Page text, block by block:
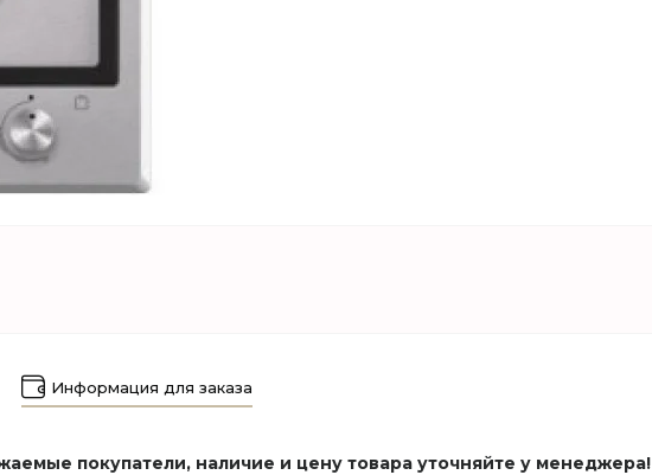
Информация для заказа
покупатели, наличие и цену товара уточняйте у менеджера!